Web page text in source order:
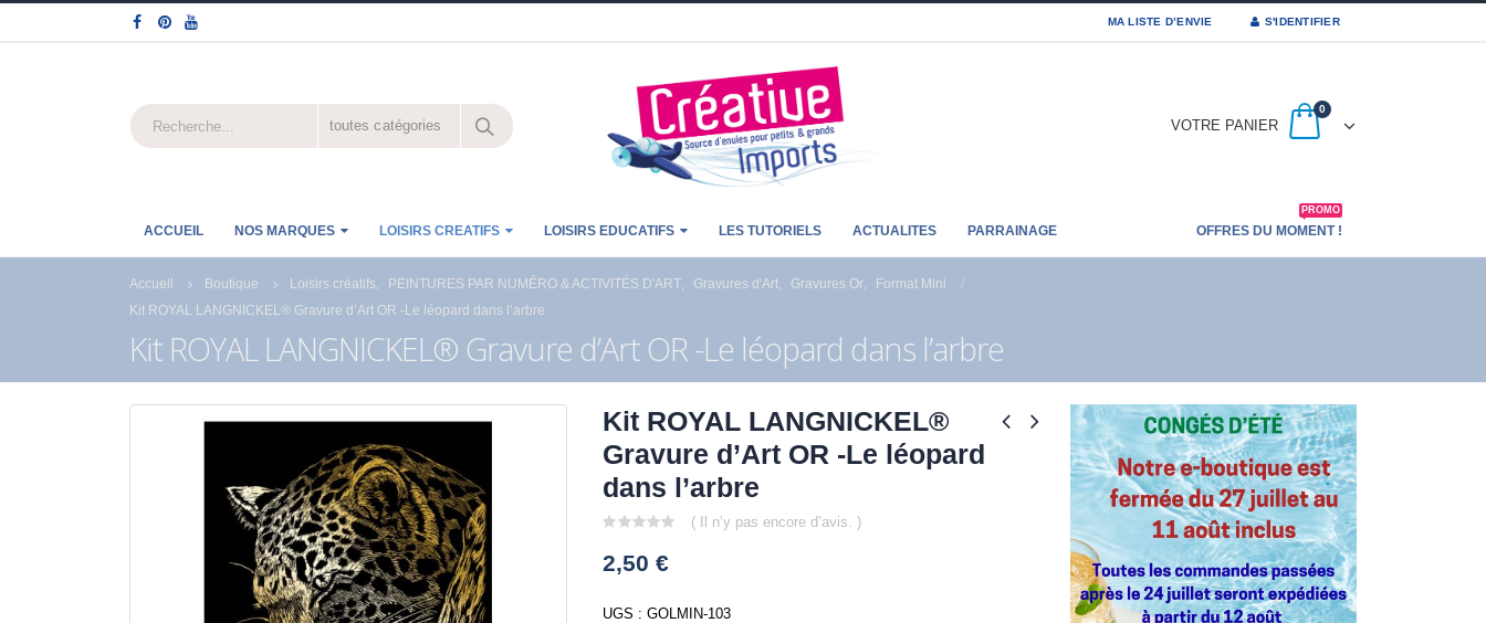
MA LISTE D’ENVIE S'IDENTIFIER
toutes catégories VOTRE PANIER
0
ACCUEIL NOS MARQUES LOISIRS CREATIFS LOISIRS EDUCATIFS LES TUTORIELS ACTUALITES PARRAINAGE OFFRES DU MOMENT !
PROMO
Accueil Boutique Loisirs créatifs PEINTURES PAR NUMÉRO & ACTIVITÉS D'ART Gravures d'Art Gravures Or
Format Mini
Kit ROYAL LANGNICKEL® Gravure d’Art OR -Le léopard dans l’arbre
Kit ROYAL LANGNICKEL® Gravure d’Art OR -Le léopard dans l’arbre
Kit ROYAL LANGNICKEL®
Gravure d’Art OR -Le léopard
dans l’arbre
out
of
( Il n’y pas encore d’avis. )
2,50€
UGS :GOLMIN-103